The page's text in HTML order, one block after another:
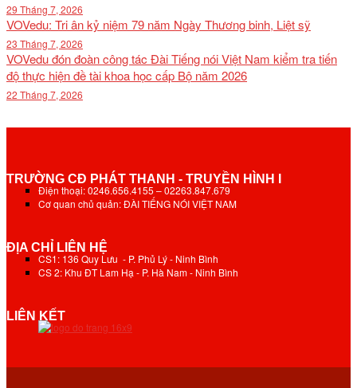
29 Tháng 7, 2026
VOVedu: Tri ân kỷ niệm 79 năm Ngày Thương binh, Liệt sỹ
23 Tháng 7, 2026
VOVedu đón đoàn công tác Đài Tiếng nói Việt Nam kiểm tra tiến
độ thực hiện đề tài khoa học cấp Bộ năm 2026
22 Tháng 7, 2026
TRƯỜNG CĐ PHÁT THANH - TRUYỀN HÌNH I
Điện thoại: 0246.656.4155 – 02263.847.679
Cơ quan chủ quản: ĐÀI TIẾNG NÓI VIỆT NAM
ĐỊA CHỈ LIÊN HỆ
CS1: 136 Quy Lưu - P. Phủ Lý - Ninh Bình
CS 2: Khu ĐT Lam Hạ - P. Hà Nam - Ninh Bình
LIÊN KẾT